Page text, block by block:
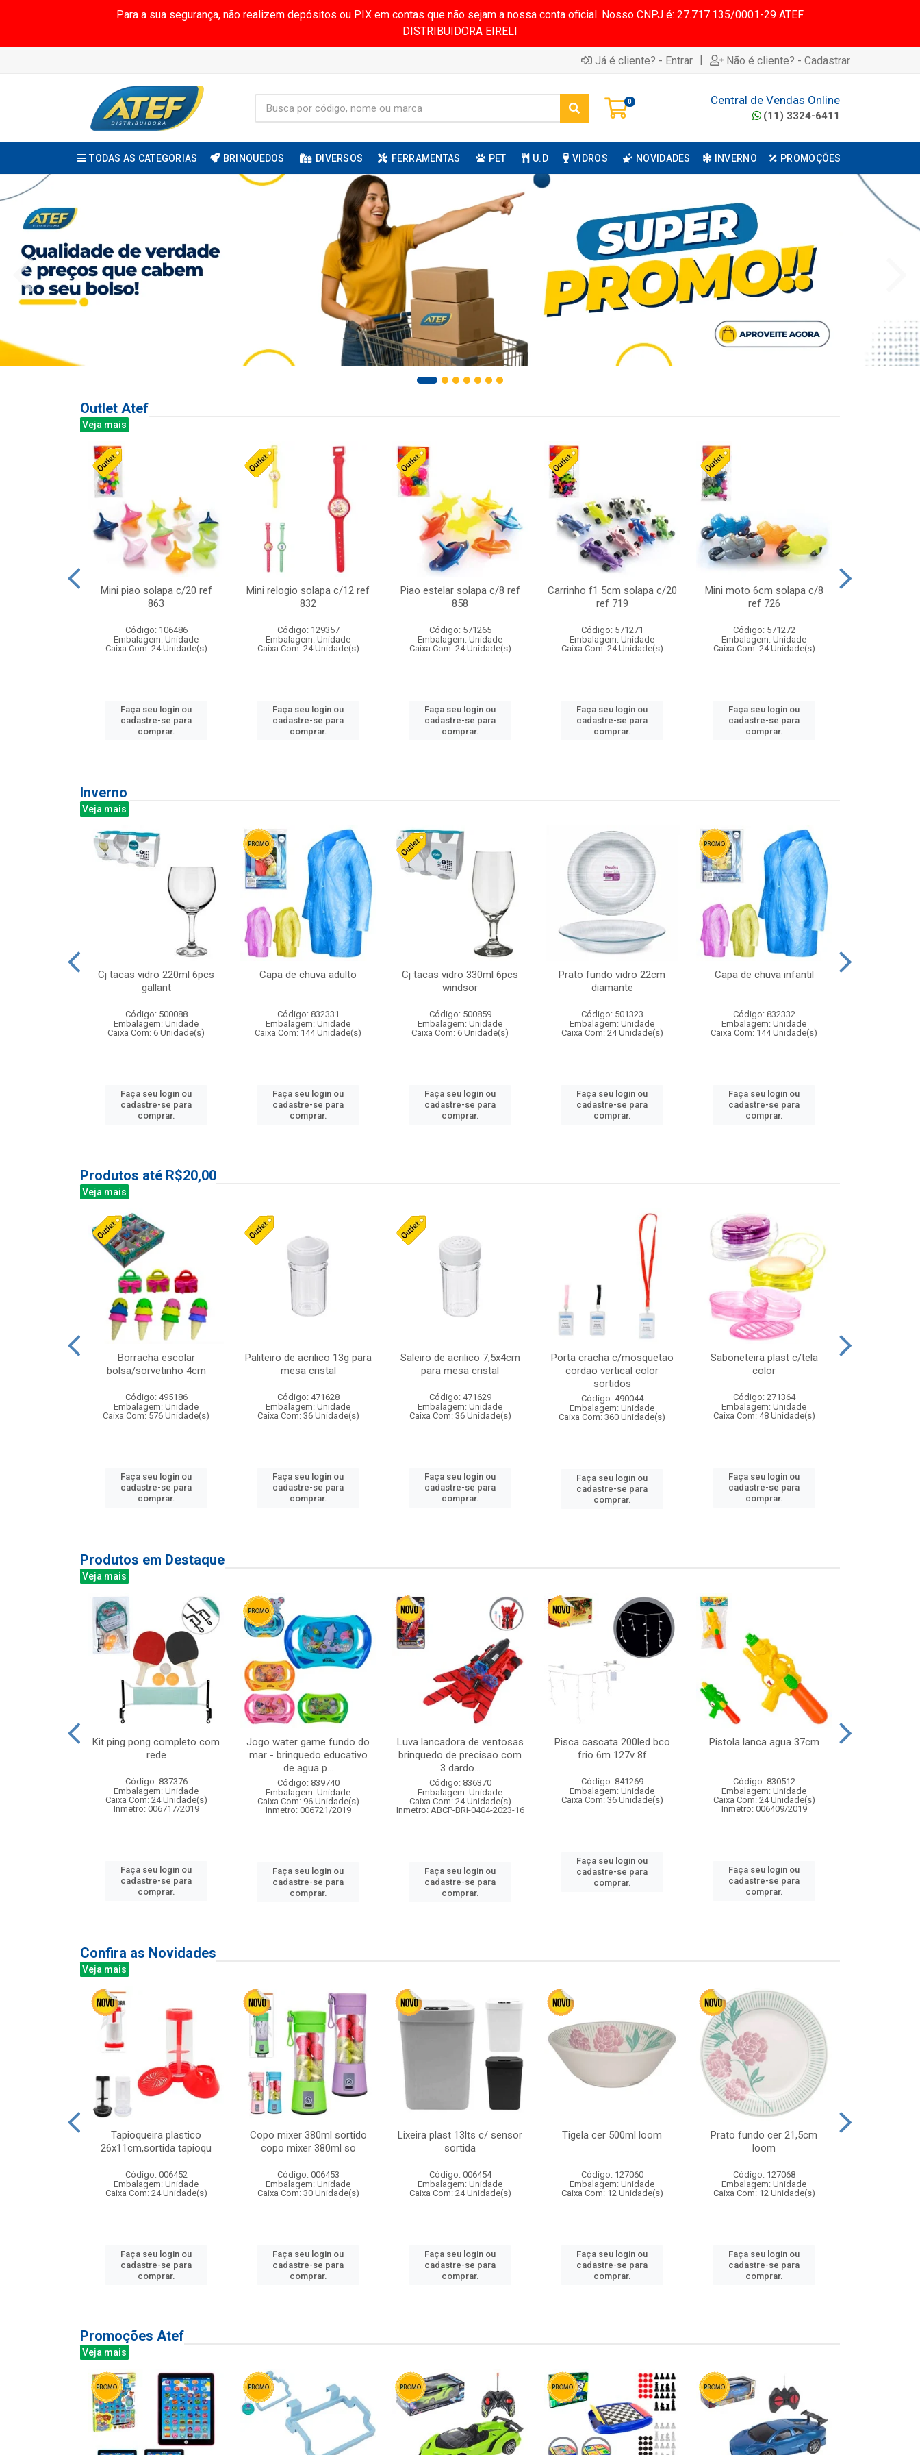
Para a sua segurança, não realizem depósitos ou PIX em contas que não sejam a nossa conta oficial. Nosso CNPJ é: 27.717.135/0001-29 ATEF
DISTRIBUIDORA EIRELI
Já é cliente? - Entrar | Não é cliente? - Cadastrar
0 Central de Vendas Online
(11) 3324-6411
TODAS AS CATEGORIAS BRINQUEDOS DIVERSOS FERRAMENTAS PET U.D VIDROS NOVIDADES INVERNO PROMOÇÕES
Outlet Atef
Veja mais
Mini piao solapa c/20 ref
863
Código: 106486
Embalagem: Unidade
Caixa Com: 24 Unidade(s)
Faça seu login ou
cadastre-se para
comprar.
Mini relogio solapa c/12 ref
832
Código: 129357
Embalagem: Unidade
Caixa Com: 24 Unidade(s)
Faça seu login ou
cadastre-se para
comprar.
Piao estelar solapa c/8 ref
858
Código: 571265
Embalagem: Unidade
Caixa Com: 24 Unidade(s)
Faça seu login ou
cadastre-se para
comprar.
Carrinho f1 5cm solapa c/20
ref 719
Código: 571271
Embalagem: Unidade
Caixa Com: 24 Unidade(s)
Faça seu login ou
cadastre-se para
comprar.
Mini moto 6cm solapa c/8
ref 726
Código: 571272
Embalagem: Unidade
Caixa Com: 24 Unidade(s)
Faça seu login ou
cadastre-se para
comprar.
Inverno
Veja mais
Cj tacas vidro 220ml 6pcs
gallant
Código: 500088
Embalagem: Unidade
Caixa Com: 6 Unidade(s)
Faça seu login ou
cadastre-se para
comprar.
Capa de chuva adulto
Código: 832331
Embalagem: Unidade
Caixa Com: 144 Unidade(s)
Faça seu login ou
cadastre-se para
comprar.
Cj tacas vidro 330ml 6pcs
windsor
Código: 500859
Embalagem: Unidade
Caixa Com: 6 Unidade(s)
Faça seu login ou
cadastre-se para
comprar.
Prato fundo vidro 22cm
diamante
Código: 501323
Embalagem: Unidade
Caixa Com: 24 Unidade(s)
Faça seu login ou
cadastre-se para
comprar.
Capa de chuva infantil
Código: 832332
Embalagem: Unidade
Caixa Com: 144 Unidade(s)
Faça seu login ou
cadastre-se para
comprar.
Produtos até R$20,00
Veja mais
Borracha escolar
bolsa/sorvetinho 4cm
Código: 495186
Embalagem: Unidade
Caixa Com: 576 Unidade(s)
Faça seu login ou
cadastre-se para
comprar.
Paliteiro de acrilico 13g para
mesa cristal
Código: 471628
Embalagem: Unidade
Caixa Com: 36 Unidade(s)
Faça seu login ou
cadastre-se para
comprar.
Saleiro de acrilico 7,5x4cm
para mesa cristal
Código: 471629
Embalagem: Unidade
Caixa Com: 36 Unidade(s)
Faça seu login ou
cadastre-se para
comprar.
Porta cracha c/mosquetao
cordao vertical color
sortidos
Código: 490044
Embalagem: Unidade
Caixa Com: 360 Unidade(s)
Faça seu login ou
cadastre-se para
comprar.
Saboneteira plast c/tela
color
Código: 271364
Embalagem: Unidade
Caixa Com: 48 Unidade(s)
Faça seu login ou
cadastre-se para
comprar.
Produtos em Destaque
Veja mais
Kit ping pong completo com
rede
Código: 837376
Embalagem: Unidade
Caixa Com: 24 Unidade(s)
Inmetro: 006717/2019
Faça seu login ou
cadastre-se para
comprar.
Jogo water game fundo do
mar - brinquedo educativo
de agua p...
Código: 839740
Embalagem: Unidade
Caixa Com: 96 Unidade(s)
Inmetro: 006721/2019
Faça seu login ou
cadastre-se para
comprar.
Luva lancadora de ventosas
brinquedo de precisao com
3 dardo...
Código: 836370
Embalagem: Unidade
Caixa Com: 24 Unidade(s)
Inmetro: ABCP-BRI-0404-2023-16
Faça seu login ou
cadastre-se para
comprar.
Pisca cascata 200led bco
frio 6m 127v 8f
Código: 841269
Embalagem: Unidade
Caixa Com: 36 Unidade(s)
Faça seu login ou
cadastre-se para
comprar.
Pistola lanca agua 37cm
Código: 830512
Embalagem: Unidade
Caixa Com: 24 Unidade(s)
Inmetro: 006409/2019
Faça seu login ou
cadastre-se para
comprar.
Confira as Novidades
Veja mais
Tapioqueira plastico
26x11cm,sortida tapioqu
Código: 006452
Embalagem: Unidade
Caixa Com: 24 Unidade(s)
Faça seu login ou
cadastre-se para
comprar.
Copo mixer 380ml sortido
copo mixer 380ml so
Código: 006453
Embalagem: Unidade
Caixa Com: 30 Unidade(s)
Faça seu login ou
cadastre-se para
comprar.
Lixeira plast 13lts c/ sensor
sortida
Código: 006454
Embalagem: Unidade
Caixa Com: 24 Unidade(s)
Faça seu login ou
cadastre-se para
comprar.
Tigela cer 500ml loom
Código: 127060
Embalagem: Unidade
Caixa Com: 12 Unidade(s)
Faça seu login ou
cadastre-se para
comprar.
Prato fundo cer 21,5cm
loom
Código: 127068
Embalagem: Unidade
Caixa Com: 12 Unidade(s)
Faça seu login ou
cadastre-se para
comprar.
Promoções Atef
Veja mais